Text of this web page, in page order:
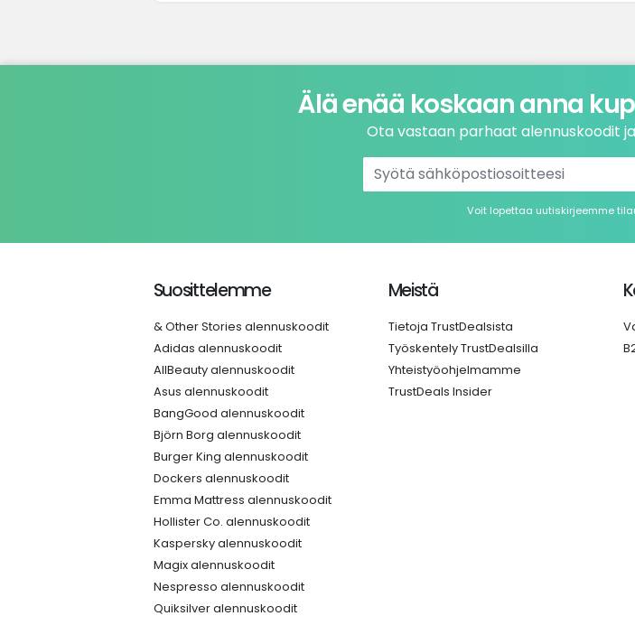
Älä enää koskaan anna
Ota vastaan parhaat alennuskoodit
Voit lopettaa uutiskirjeemme
Suosittelemme
& Other Stories alennuskoodit
Adidas alennuskoodit
AllBeauty alennuskoodit
Asus alennuskoodit
BangGood alennuskoodit
Björn Borg alennuskoodit
Burger King alennuskoodit
Dockers alennuskoodit
Emma Mattress alennuskoodit
Hollister Co. alennuskoodit
Kaspersky alennuskoodit
Magix alennuskoodit
Nespresso alennuskoodit
Quiksilver alennuskoodit
Meistä
Tietoja TrustDealsista
Työskentely TrustDealsilla
Yhteistyöohjelmamme
TrustDeals Insider